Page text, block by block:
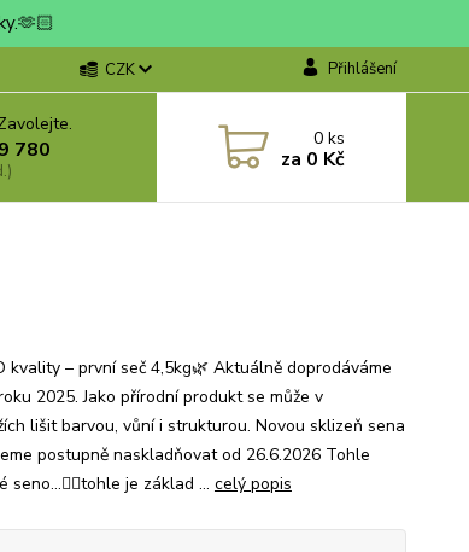
CZK Přihlášení
780 0ks
za 0 Kč
kvality – první seč 4,5kg🌿 Aktuálně doprodáváme
2025. Jako přírodní produkt se může v
lišit barvou, vůní i strukturou. Novou sklizeň sena
postupně naskladňovat od 26.6.2026 Tohle
seno…☝🏻tohle je základ ... celý popis